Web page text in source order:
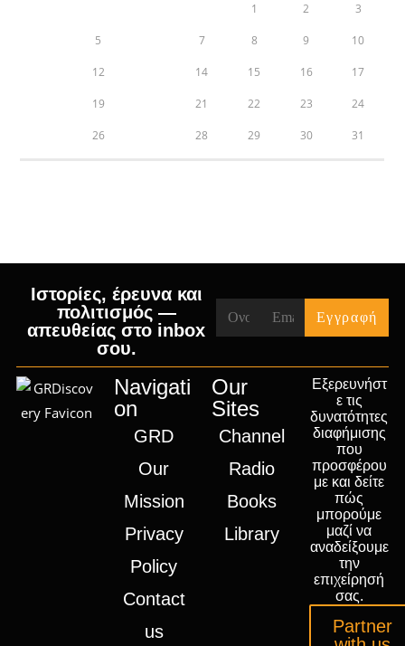
1 2 3
5 7 8 9 10
12 14 15 16 17
19 21 22 23 24
26 28 29 30 31
Ιστορίες, έρευνα και
πολιτισμός —
απευθείας στο inbox
σου.
Navigati
on
GRD
Our
Mission
Privacy
Policy
Contact
us
Our
Sites
Channel
Radio
Books
Library
Εξερευνήστ
ε τις
δυνατότητες
διαφήμισης
που
προσφέρου
με και δείτε
πώς
μπορούμε
μαζί να
αναδείξουμε
την
επιχείρησή
σας.
Partner